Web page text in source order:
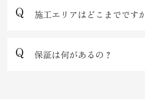
施工エリアはどこまでです
保証は何があるの？